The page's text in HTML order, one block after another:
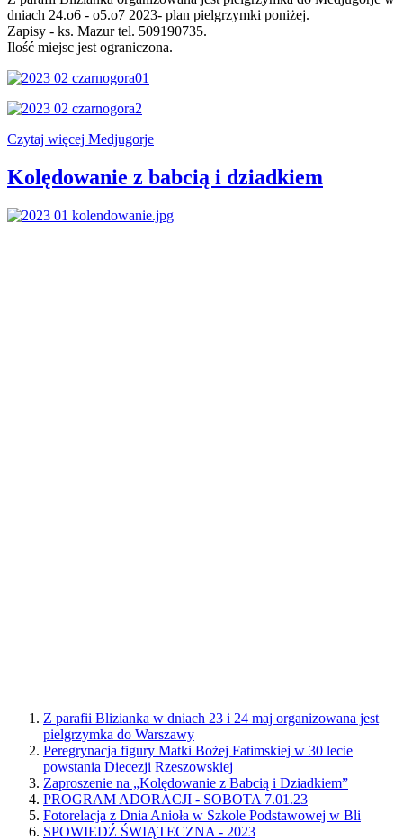
dniach 24.o6 - o5.o7 2023- plan pielgrzymki poniżej.
Zapisy - ks. Mazur tel. 509190735.
Ilość miejsc jest ograniczona.
Czytaj więcej Medjugorje
Kolędowanie z babcią i dziadkiem
Z parafii Blizianka w dniach 23 i 24 maj organizowana jest
pielgrzymka do Warszawy
Peregrynacja figury Matki Bożej Fatimskiej w 30 lecie
powstania Diecezji Rzeszowskiej
Zaproszenie na „Kolędowanie z Babcią i Dziadkiem”
PROGRAM ADORACJI - SOBOTA 7.01.23
Fotorelacja z Dnia Anioła w Szkole Podstawowej w Bli
SPOWIEDŹ ŚWIĄTECZNA - 2023